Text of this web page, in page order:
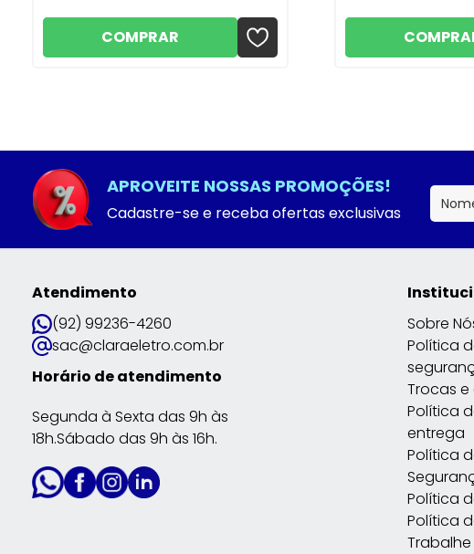
COMPRAR
APROVEITE NOSSAS PROMOÇÕES!
Cadastre-se e receba ofertas exclusivas
Atendimento
(92) 99236-4260
sac@claraeletro.com.br
Horário de atendimento
Segunda à Sexta das 9h às
18h.Sábado das 9h às 16h.
Sobre
Política
Trocas
Política
entrega
Política
Política
Política